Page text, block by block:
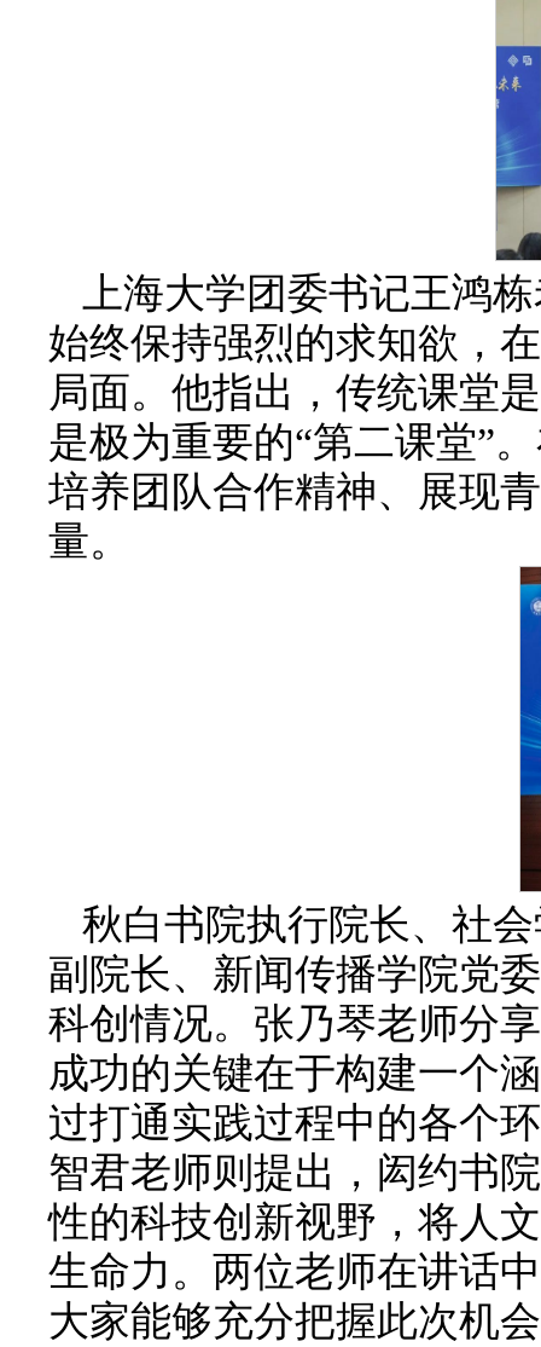
上海大学团委书记王鸿
始终保持强烈的求知欲，
局面。他指出，传统课堂
是极为重要的“第二课堂”
培养团队合作精神、展现
量。
秋白书院执行院长、社
副院长、新闻传播学院党
科创情况。张乃琴老师分
成功的关键在于构建一个
过打通实践过程中的各个
智君老师则提出，闳约书
性的科技创新视野，将人
生命力。两位老师在讲话
大家能够充分把握此次机